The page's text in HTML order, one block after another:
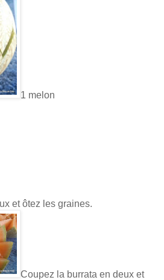
1 melon
et ôtez les graines.
Coupez la burrata en deux et